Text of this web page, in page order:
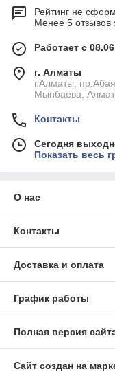
Рейтинг не
Менее 5 отзывов
Работает с
г. Алматы
г.Алматы,
Мынбаева,
Контакты
Сегодня
Показать весь
О нас
Контакты
Доставка и оплата
График работы
Полная версия
Сайт создан на